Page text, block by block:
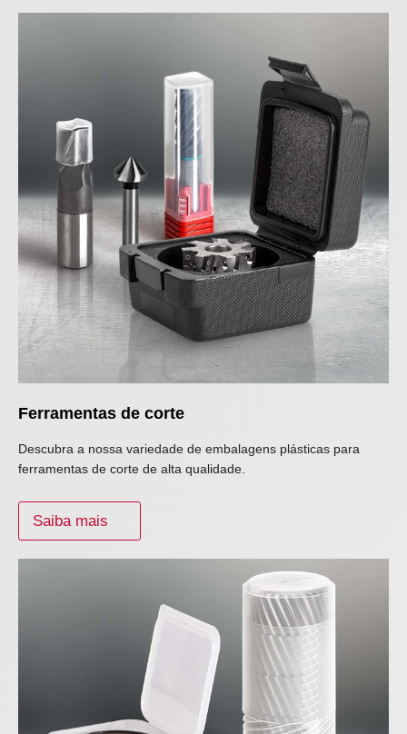
Ferramentas de corte
Descubra a nossa variedade de embalagens plásticas para
ferramentas de corte de alta qualidade.
Saiba mais